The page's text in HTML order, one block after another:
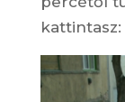
kattintasz: